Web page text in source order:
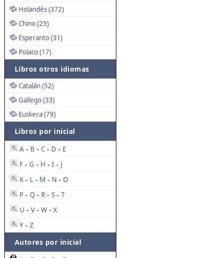
Holandés (372)
Chino (25)
Esperanto (31)
Polaco (17)
Libros otros idiomas
Catalán (52)
Gallego (33)
Euskera (79)
Libros por inicial
A - B - C - D - E
F - G - H - I - J
K - L - M - N - O
P - Q - R - S - T
U - V - W - X
Y - Z
Autores por inicial